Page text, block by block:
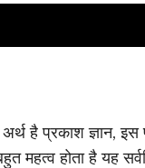
है प्रकाश ज्ञान, इस
महत्व होता है यह